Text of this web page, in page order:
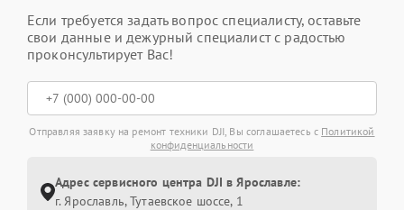
Если требуется задать вопрос специалисту, оставьте
свои данные и дежурный специалист с радостью
проконсультирует Вас!
Отправляя заявку на ремонт техники DJI, Вы соглашаетесь с Политикой
конфиденциальности
Адрес сервисного центра DJI в Ярославле:
г. Ярославль, Тутаевское шоссе, 1